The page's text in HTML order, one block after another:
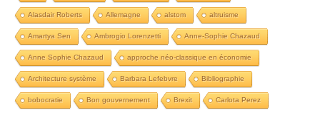
Alasdair Roberts Allemagne alstom altruisme
Amartya Sen Ambrogio Lorenzetti Anne-Sophie Chazaud
Anne Sophie Chazaud approche néo-classique en économie
Architecture système Barbara Lefebvre Bibliographie
bobocratie Bon gouvernement Brexit Carlota Perez